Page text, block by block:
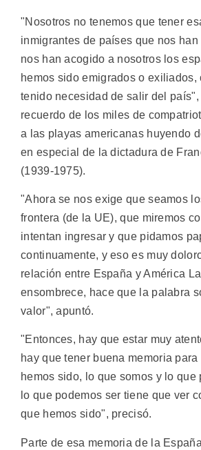
"Nosotros no tenemos que tener
inmigrantes de países que nos
nos han acogido a nosotros los
hemos sido emigrados o exiliados,
tenido necesidad de salir del país",
recuerdo de los miles de
a las playas americanas huyendo
en especial de la dictadura de
(1939-1975).
"Ahora se nos exige que seamos
frontera (de la UE), que miremos
intentan ingresar y que pidamos
continuamente, y eso es muy
relación entre España y América
ensombrece, hace que la palabra
valor", apuntó.
"Entonces, hay que estar muy
hay que tener buena memoria
hemos sido, lo que somos y lo que
lo que podemos ser tiene que ver
que hemos sido", precisó.
Parte de esa memoria de la